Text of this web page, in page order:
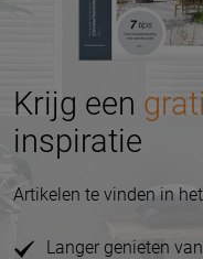
Krijg een
inspiratie
Artikelen te vinden in
Langer genieten